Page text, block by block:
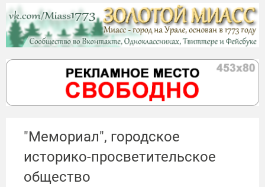
"Мемориал", городское
историко-просветительское
общество